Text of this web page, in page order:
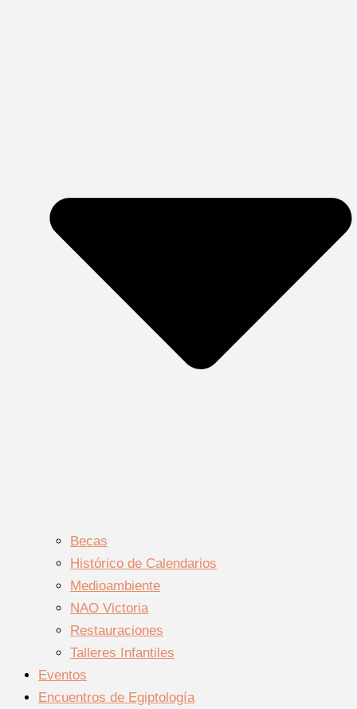
Becas
Histórico de Calendarios
Medioambiente
NAO Victoria
Restauraciones
Talleres Infantiles
Eventos
Encuentros de Egiptología